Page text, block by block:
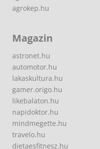
agrokep.hu
Magazin
astronet.hu
automotor.hu
lakaskultura.hu
gamer.origo.hu
likebalaton.hu
napidoktor.hu
mindmegette.hu
travelo.hu
dietaesfitnesz.hu